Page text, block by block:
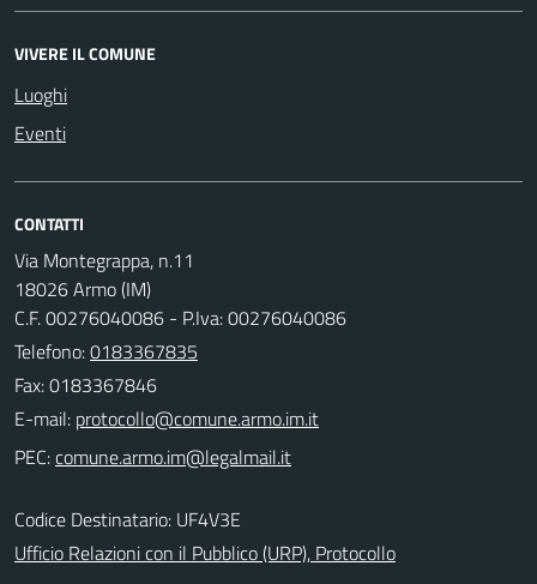
VIVERE IL COMUNE
Luoghi
Eventi
CONTATTI
Via Montegrappa, n.11
18026 Armo (IM)
C.F. 00276040086 - P.Iva: 00276040086
Telefono:0183367835
Fax: 0183367846
E-mail:
PEC:
Codice Destinatario: UF4V3E
Ufficio Relazioni con il Pubblico (URP), Protocollo